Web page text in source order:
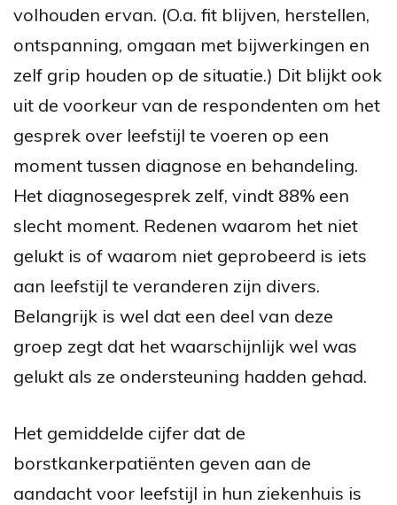
volhouden ervan. (O.a. fit blijven, herstellen,
ontspanning, omgaan met bijwerkingen en
zelf grip houden op de situatie.) Dit blijkt ook
uit de voorkeur van de respondenten om het
gesprek over leefstijl te voeren op een
moment tussen diagnose en behandeling.
Het diagnosegesprek zelf, vindt 88% een
slecht moment. Redenen waarom het niet
gelukt is of waarom niet geprobeerd is iets
aan leefstijl te veranderen zijn divers.
Belangrijk is wel dat een deel van deze
groep zegt dat het waarschijnlijk wel was
gelukt als ze ondersteuning hadden gehad.
Het gemiddelde cijfer dat de
borstkankerpatiënten geven aan de
aandacht voor leefstijl in hun ziekenhuis is